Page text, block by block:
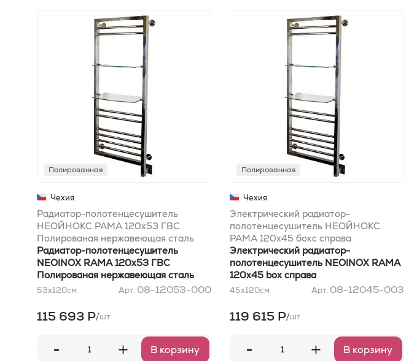
Полированная
Чехия
Радиатор-полотенцесушитель
НЕОЙНОКС РАМА 120x53 ГВС
Полированая нержавеющая сталь
Радиатор-полотенцесушитель
NEOINOX RAMA 120x53 ГВС
Полированая нержавеющая сталь
53x120см Арт. 08-12053-000
115 693 Р/шт
- + В корзину
Полированная
Чехия
Электрический радиатор-
полотенцесушитель НЕОЙНОКС
РАМА 120x45 бокс справа
Электрический радиатор-
полотенцесушитель NEOINOX RAMA
120x45 box справа
45x120см Арт. 08-12045-003
119 615 Р/шт
- + В корзину